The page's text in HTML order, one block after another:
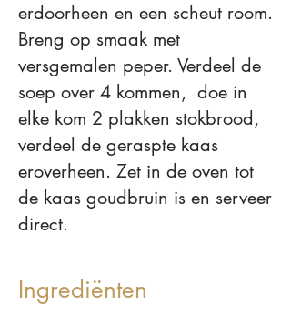
Ingrediënten
erdoorheen en een scheut room.
Breng op smaak met
versgemalen peper. Verdeel de
soep over 4 kommen, doe in
elke kom 2 plakken stokbrood,
verdeel de geraspte kaas
eroverheen. Zet in de oven tot
de kaas goudbruin is en serveer
direct.